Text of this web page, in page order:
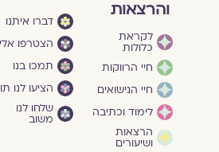
והרצאות
לקראת
כלולות
חיי הרווקות
חיי הנישואים
לימוד וכתיבה
הרצאות
ושיעורים
דברו איתנו
הצטרפו אלינו
תמכו בנו
הציעו לנו תוכן
שלחו לנו
משוב